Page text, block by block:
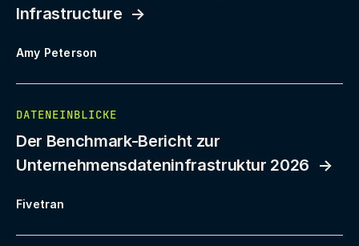
Infrastructure
Amy Peterson
DATENEINBLICKE
Der Benchmark-Bericht zur
Unternehmensdateninfrastruktur 2026
Fivetran